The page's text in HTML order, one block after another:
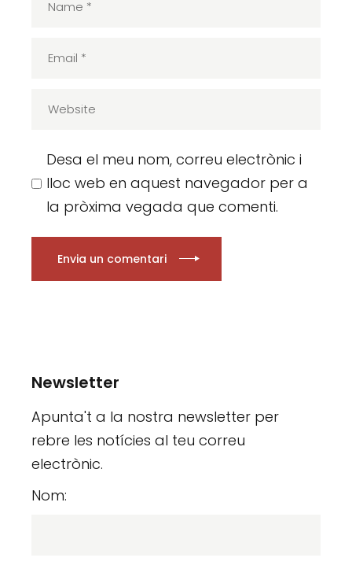
Desa el meu nom, correu electrònic i
lloc web en aquest navegador per a
la pròxima vegada que comenti.
Envia un comentari
Newsletter
Apunta't a la nostra newsletter per
rebre les notícies al teu correu
electrònic.
Nom: